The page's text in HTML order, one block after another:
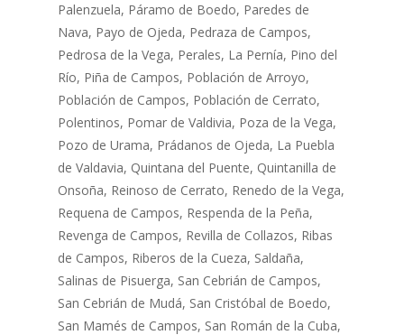
Palenzuela, Páramo de Boedo, Paredes de
Nava, Payo de Ojeda, Pedraza de Campos,
Pedrosa de la Vega, Perales, La Pernía, Pino del
Río, Piña de Campos, Población de Arroyo,
Población de Campos, Población de Cerrato,
Polentinos, Pomar de Valdivia, Poza de la Vega,
Pozo de Urama, Prádanos de Ojeda, La Puebla
de Valdavia, Quintana del Puente, Quintanilla de
Onsoña, Reinoso de Cerrato, Renedo de la Vega,
Requena de Campos, Respenda de la Peña,
Revenga de Campos, Revilla de Collazos, Ribas
de Campos, Riberos de la Cueza, Saldaña,
Salinas de Pisuerga, San Cebrián de Campos,
San Cebrián de Mudá, San Cristóbal de Boedo,
San Mamés de Campos, San Román de la Cuba,